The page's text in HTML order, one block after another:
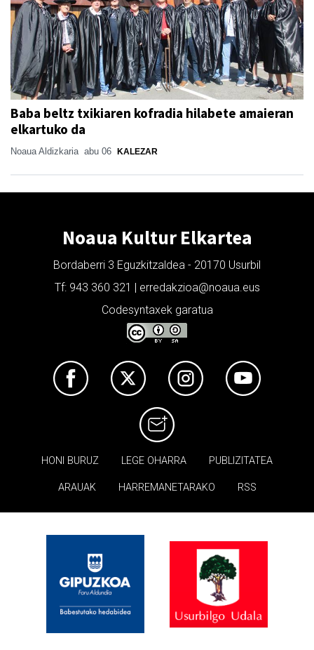
Baba beltz txikiaren kofradia hilabete amaieran
elkartuko da
Noaua Aldizkaria abu 06 KALEZAR
Noaua Kultur Elkartea
Bordaberri 3 Eguzkitzaldea - 20170 Usurbil
Tf: 943 360 321 | erredakzioa@noaua.eus
Codesyntaxek garatua
HONI BURUZ LEGE OHARRA PUBLIZITATEA
ARAUAK HARREMANETARAKO RSS